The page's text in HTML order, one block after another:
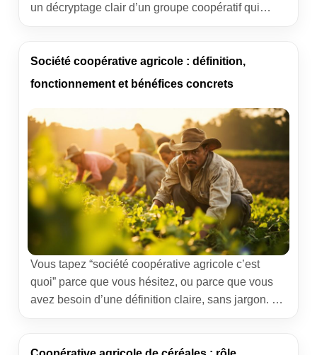
un décryptage clair d’un groupe coopératif qui
Objectif : comprendre son modèle, ses services,
ses atouts, ses limites — et ce […]
Société coopérative agricole : définition,
fonctionnement et bénéfices concrets
Vous tapez “société coopérative agricole c’est
quoi” parce que vous hésitez, ou parce que vous
avez besoin d’une définition claire, sans jargon. Ce
praticien du terrain. Objectif: comprendre à quoi